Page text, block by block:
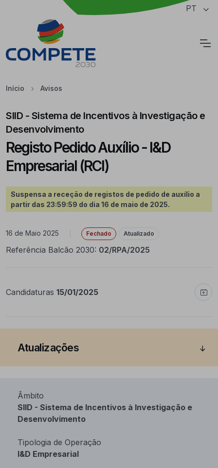
Saltar para o conteúdo principal da página PT
Início Avisos
SIID - Sistema de Incentivos à Investigação e
Desenvolvimento
Registo Pedido Auxílio - I&D
Empresarial (RCI)
Suspensa a receção de registos de pedido de auxílio a
partir das 23:59:59 do dia 16 de maio de 2025.
16 de Maio 2025 Fechado Atualizado
Referência Balcão 2030: 02/RPA/2025
Candidaturas 15/01/2025
Atualizações
Âmbito
SIID - Sistema de Incentivos à Investigação e
Desenvolvimento
Tipologia de Operação
I&D Empresarial